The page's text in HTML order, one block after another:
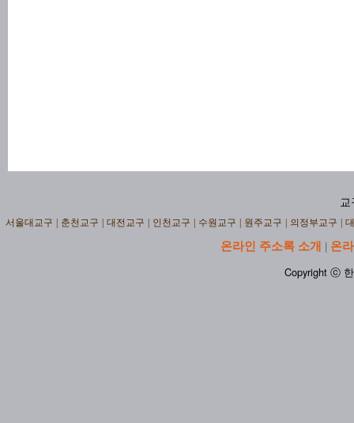
교
서울대교구 춘천교구 대전교구 인천교구 수원교구 원주교구 의정부교구
온라인 주소록 소개 | 온
Copyright ⓒ